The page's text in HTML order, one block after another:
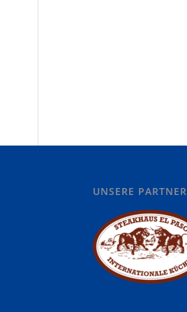
UNSERE PARTNER